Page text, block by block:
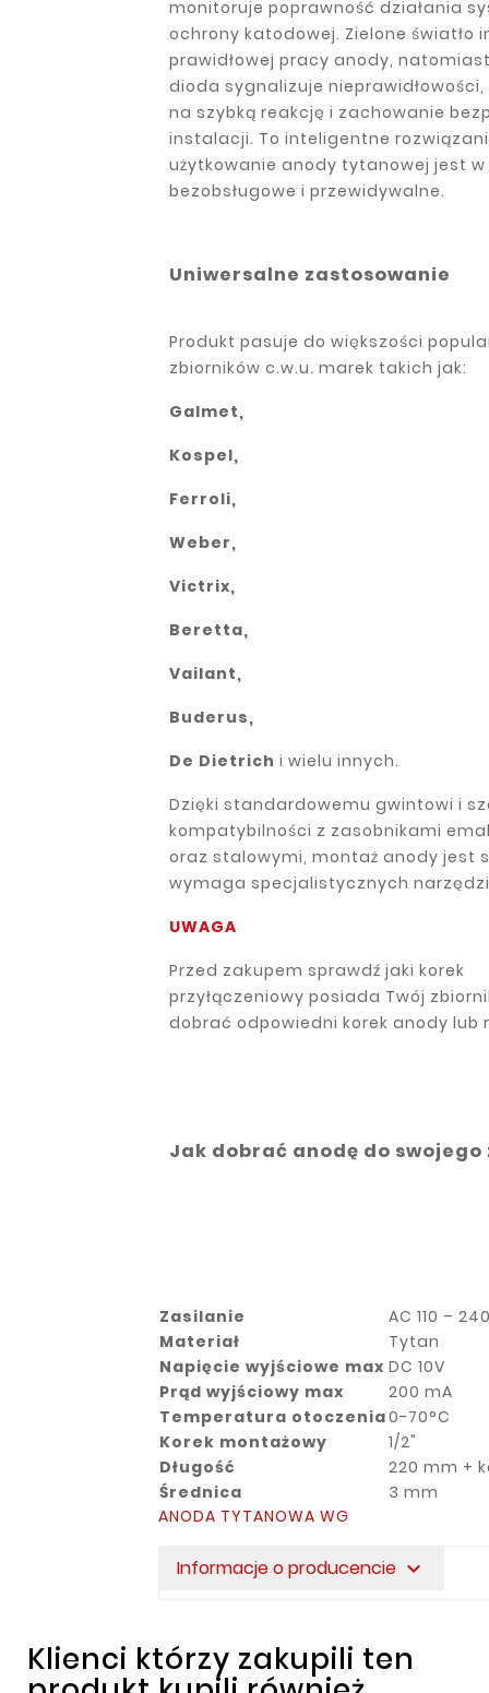
monitoruje poprawność działania
ochrony katodowej. Zielone światło
prawidłowej pracy anody,
dioda sygnalizuje
na szybką reakcję i zachowanie
instalacji. To inteligentne
użytkowanie anody tytanowej jest w
bezobsługowe i przewidywalne.
Uniwersalne zastosowanie
Produkt pasuje do większości
zbiorników c.w.u. marek takich jak:
Galmet,
Kospel,
Ferroli,
Weber,
Victrix,
Beretta,
Vailant,
Buderus,
De Dietrich i wielu innych.
Dzięki standardowemu gwintowi i
kompatybilności z zasobnikami
oraz stalowymi, montaż anody jest
wymaga specjalistycznych
UWAGA
Przed zakupem sprawdź jaki korek
przyłączeniowy posiada Twój
dobrać odpowiedni korek anody lub
Jak dobrać anodę do swojego
Zasilanie
AC 110 –
Materiał
Tytan
Napięcie wyjściowe max DC 10V
Prąd wyjściowy max
200 mA
Temperatura otoczenia0-70°C
Korek montażowy
1/2"
Długość
220 mm +
Średnica
3 mm
ANODA TYTANOWA WG
Informacje o producencie expand_more
Klienci którzy zakupili ten